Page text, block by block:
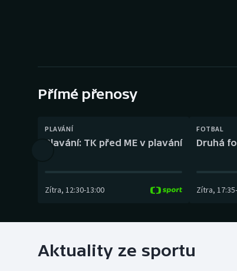
Gymnastika
Přímé přenosy
PLAVÁNÍ
Plavání: TK před ME v plavání
Zítra, 12:30-13:00
FOTBAL
Druhá
Zítra, 17:35-
Aktuality ze sportu